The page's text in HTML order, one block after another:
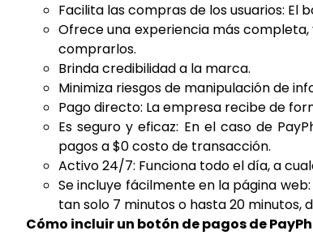
Facilita las compras de los usuarios: El
Ofrece una experiencia más
comprarlos.
Brinda credibilidad a la marca.
Minimiza riesgos de manipulación de
Pago directo: La empresa recibe de
Es seguro y eficaz: En el caso de
pagos a $0 costo de transacción.
Activo 24/7: Funciona todo el día, a
Se incluye fácilmente en la página
tan solo 7 minutos o hasta 20 minutos,
Cómo incluir un botón de pagos de